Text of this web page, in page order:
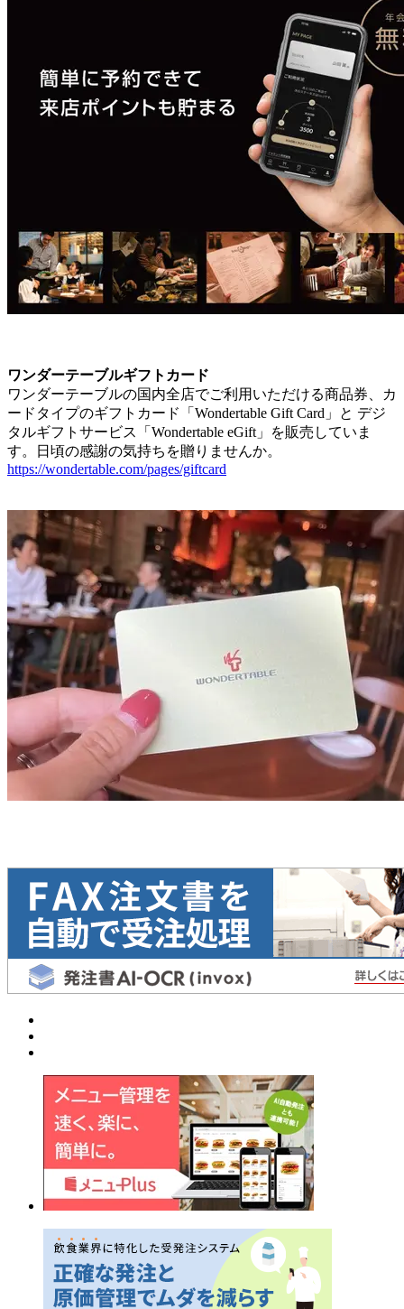
ワンダーテーブルギフトカード
ワンダーテーブルの国内全店でご利用いただける商品券、カ
ードタイプのギフトカード「Wondertable Gift Card」と デジ
タルギフトサービス「Wondertable eGift」を販売していま
す。日頃の感謝の気持ちを贈りませんか。
https://wondertable.com/pages/giftcard